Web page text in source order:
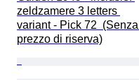
zeldzamere 3 letters
variant - Pick 72  (Senza
prezzo di riserva)